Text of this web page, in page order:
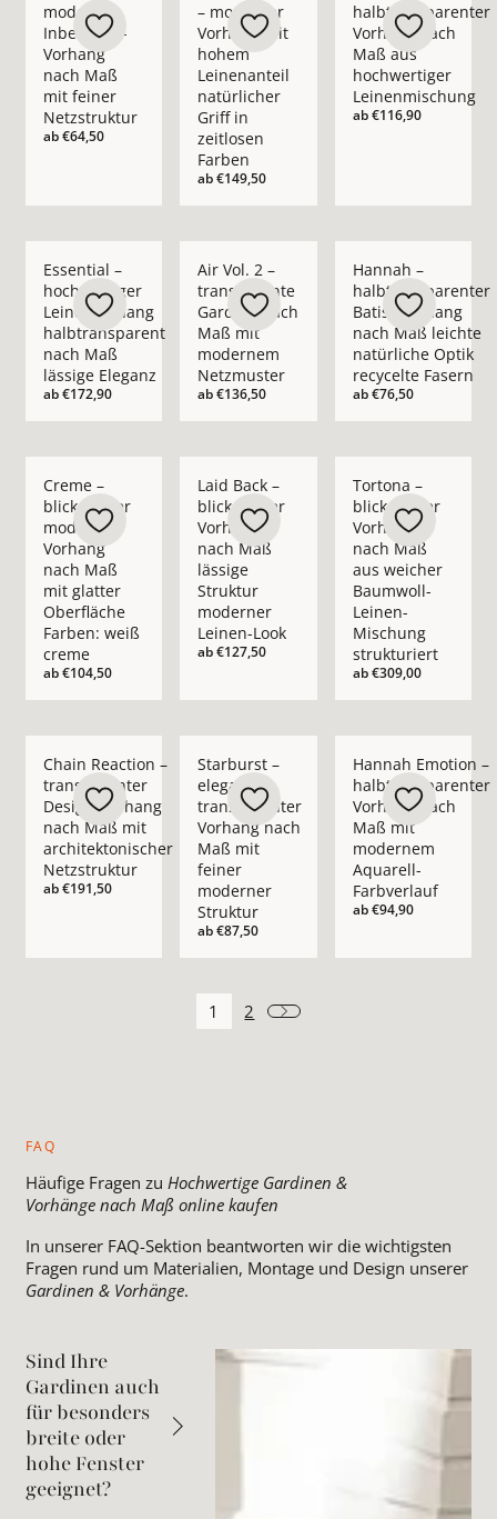
moderner
Inbetween-
Vorhang
nach Maß
mit feiner
Netzstruktur
ab€64,50
– moderner
Vorhang mit
hohem
Leinenanteil
natürlicher
Griff in
zeitlosen
Farben
ab€149,50
halbtransparenter
Vorhang nach
Maß aus
hochwertiger
Leinenmischung
ab€116,90
Essential –
hochwertiger
Leinenvorhang
halbtransparent
nach Maß
lässige Eleganz
ab€172,90
Air Vol. 2 –
transparente
Gardine nach
Maß mit
modernem
Netzmuster
ab€136,50
Hannah –
halbtransparenter
Batist-Vorhang
nach Maß leichte
natürliche Optik
recycelte Fasern
ab€76,50
Creme –
blickdichter
moderner
Vorhang
nach Maß
mit glatter
Oberfläche
Farben: weiß
creme
ab€104,50
Laid Back –
blickdichter
Vorhang
nach Maß
lässige
Struktur
moderner
Leinen-Look
ab€127,50
Tortona –
blickdichter
Vorhang
nach Maß
aus weicher
Baumwoll-
Leinen-
Mischung
strukturiert
ab€309,00
Chain Reaction –
transparenter
Design-Vorhang
nach Maß mit
architektonischer
Netzstruktur
ab€191,50
Starburst –
eleganter
transparenter
Vorhang nach
Maß mit
feiner
moderner
Struktur
ab€87,50
Hannah Emotion –
halbtransparenter
Vorhang nach
Maß mit
modernem
Aquarell-
Farbverlauf
ab€94,90
1 2
FAQ
Häufige Fragen zu Hochwertige Gardinen &
Vorhänge nach Maß online kaufen
In unserer FAQ-Sektion beantworten wir die wichtigsten
Fragen rund um Materialien, Montage und Design unserer
Gardinen & Vorhänge.
Sind Ihre
Gardinen auch
für besonders
breite oder
hohe Fenster
geeignet?